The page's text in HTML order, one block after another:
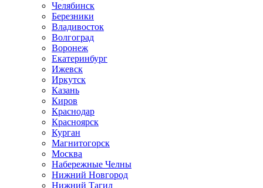
Челябинск
Березники
Владивосток
Волгоград
Воронеж
Екатеринбург
Ижевск
Иркутск
Казань
Киров
Краснодар
Красноярск
Курган
Магнитогорск
Москва
Набережные Челны
Нижний Новгород
Нижний Тагил